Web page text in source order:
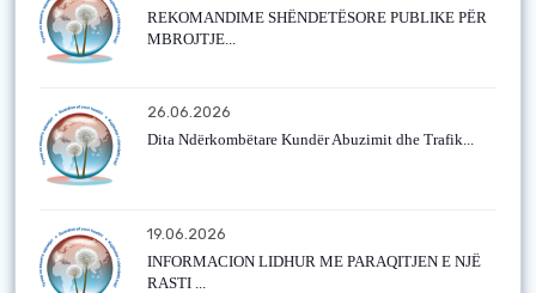
REKOMANDIME SHËNDETËSORE PUBLIKE PËR
MBROJTJE...
26.06.2026
Dita Ndërkombëtare Kundër Abuzimit dhe Trafik...
19.06.2026
INFORMACION LIDHUR ME PARAQITJEN E NJË
RASTI ...